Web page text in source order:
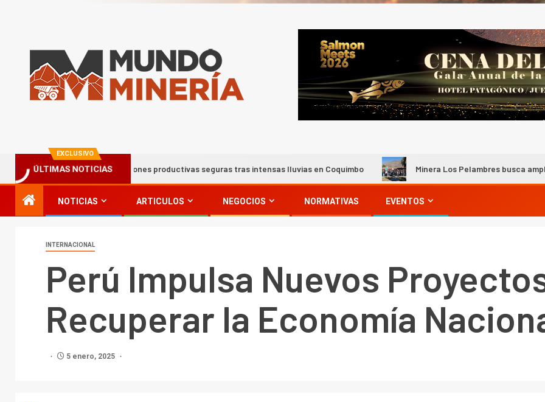
EXCLUSIVO
ÚLTIMAS NOTICIAS
mantiene instalaciones productivas seguras tras intensas lluvias en Coquimbo Minera Los Pelambres busca ampliar la
NOTICIAS ARTICULOS NEGOCIOS NORMATIVAS EVENTOS
INTERNACIONAL
Perú Impulsa Nuevos
Recuperar la Economía
5 enero, 2025